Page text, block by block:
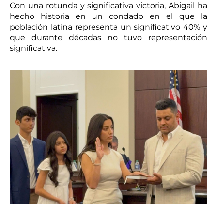
Con una rotunda y significativa victoria, Abigail ha
hecho historia en un condado en el que la
población latina representa un significativo 40% y
que durante décadas no tuvo representación
significativa.